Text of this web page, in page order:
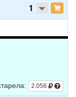
2.056